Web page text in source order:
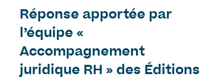
Réponse apportée par
l’équipe «
Accompagnement
juridique RH » des Éditions